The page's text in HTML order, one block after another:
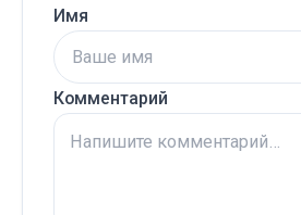
Имя
Комментарий